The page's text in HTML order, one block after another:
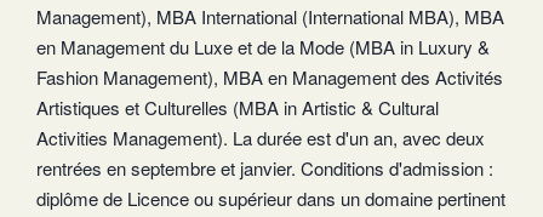
Management), MBA International (International MBA), MBA
en Management du Luxe et de la Mode (MBA in Luxury &
Fashion Management), MBA en Management des Activités
Artistiques et Culturelles (MBA in Artistic & Cultural
Activities Management). La durée est d'un an, avec deux
rentrées en septembre et janvier. Conditions d'admission :
diplôme de Licence ou supérieur dans un domaine pertinent